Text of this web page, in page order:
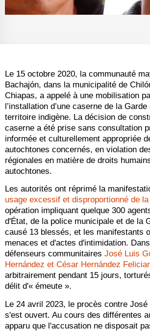
Le 15 octobre 2020, la communauté
Bachajón, dans la municipalité de
Chiapas, a appelé à une mobilisation
l’installation d’une caserne de la
territoire indigène. La décision de
caserne a été prise sans consultation
informée et culturellement appropriée
autochtones concernés, en violation
régionales en matière de droits
autochtones.
Les autorités ont réprimé la
usage excessif et disproportionné de
opération impliquant quelque 300
d'État, de la police municipale et de la
causé 13 blessés, et les manifestants
menaces et d'actes d'intimidation.
défenseurs communitaires José Luis
Hernández et César Hernández
arbitrairement pendant 15 jours,
délit d'« émeute ».
Le 24 avril 2023, le procès contre
s'est ouvert. Au cours des différentes
apparu que l'accusation ne disposait